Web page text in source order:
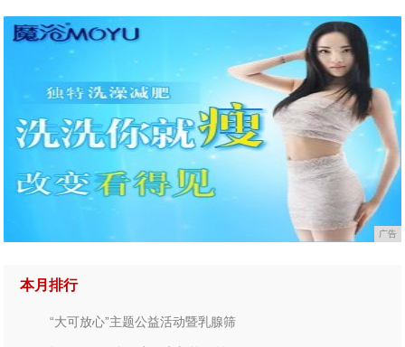
广告
本月排行
“大可放心”主题公益活动暨乳腺筛